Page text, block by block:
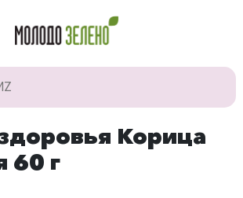
Корица
60 г